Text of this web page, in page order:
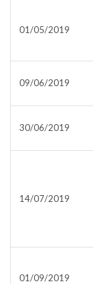
01/05/2019
09/06/2019
30/06/2019
14/07/2019
01/09/2019